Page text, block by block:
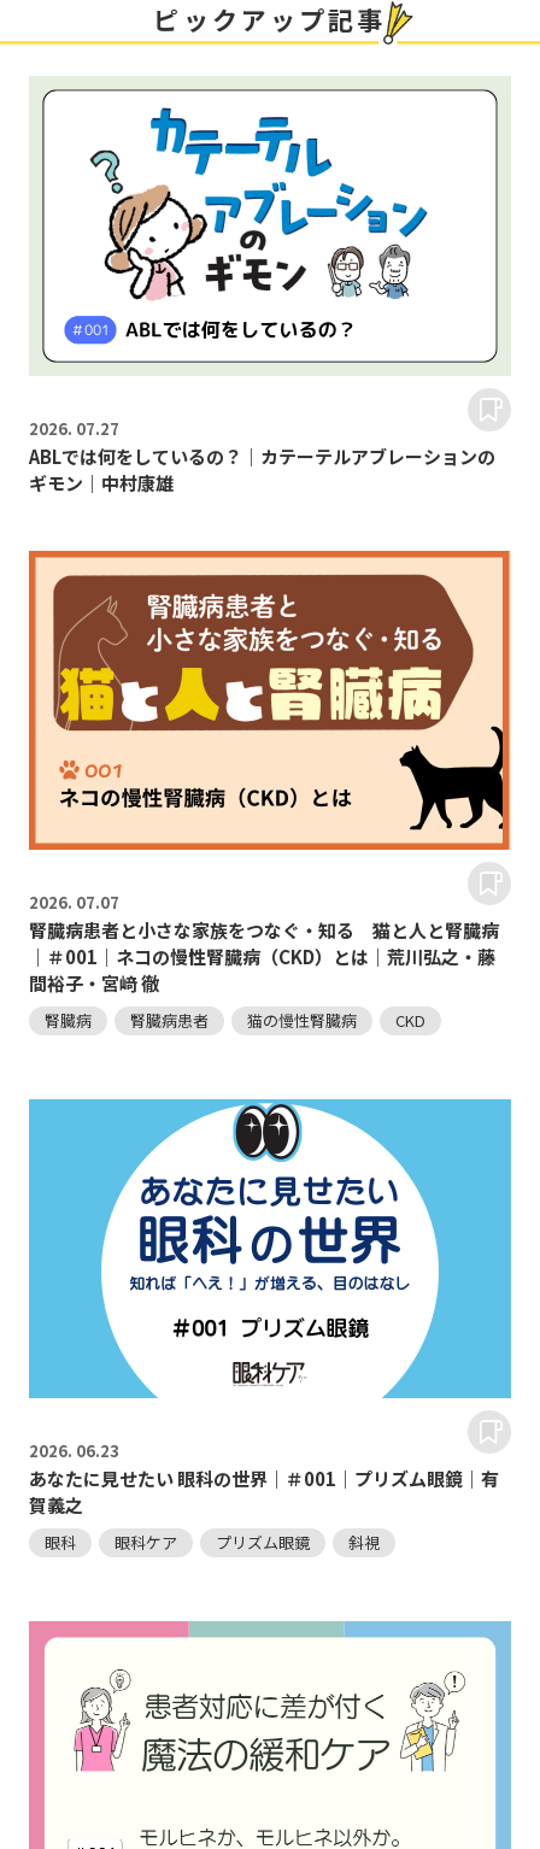
ピックアップ記事
2026. 07.27
ABLでは何をしているの？｜カテーテルアブレーションの
ギモン｜中村康雄
2026. 07.07
腎臓病患者と小さな家族をつなぐ・知る 猫と人と腎臓病
｜＃001｜ネコの慢性腎臓病（CKD）とは｜荒川弘之・藤
間裕子・宮﨑 徹
腎臓病 腎臓病患者 猫の慢性腎臓病 CKD
2026. 06.23
あなたに見せたい 眼科の世界｜＃001｜プリズム眼鏡｜有
賀義之
眼科 眼科ケア プリズム眼鏡 斜視